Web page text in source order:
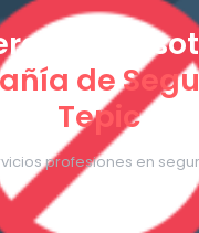
de
de
Tepic
profesiones en